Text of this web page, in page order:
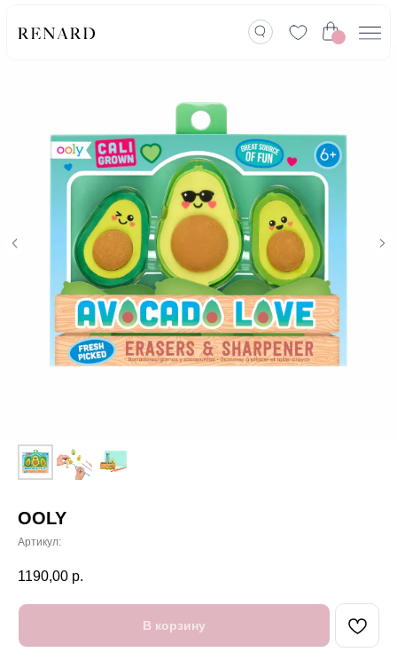
OOLY
Артикул:
1190,00 р.
В корзину